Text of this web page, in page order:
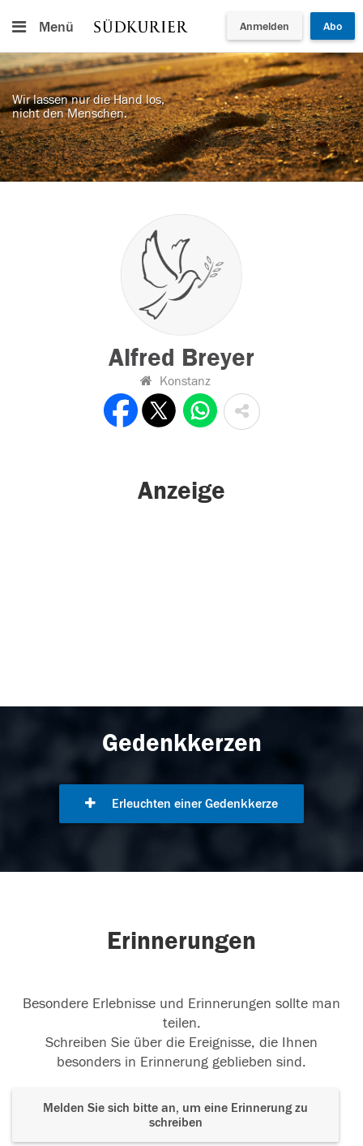
Menü Anmelden Abo
Wir lassen nur die Hand los,
nicht den Menschen.
Alfred Breyer
Konstanz
Anzeige
Gedenkkerzen
Erleuchten einer Gedenkkerze
Erinnerungen
Besondere Erlebnisse und Erinnerungen sollte man
teilen.
Schreiben Sie über die Ereignisse, die Ihnen
besonders in Erinnerung geblieben sind.
Melden Sie sich bitte an, um eine Erinnerung zu
schreiben